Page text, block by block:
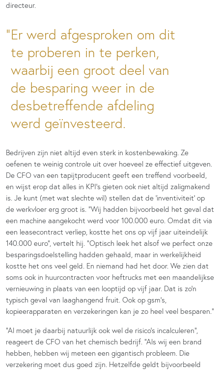
directeur.
Er werd afgesproken om dit
te proberen in te perken,
waarbij een groot deel van
de besparing weer in de
desbetreffende afdeling
werd geïnvesteerd.
Bedrijven zijn niet altijd even sterk in kostenbewaking. Ze
oefenen te weinig controle uit over hoeveel ze effectief uitgeven.
De CFO van een tapijtproducent geeft een treffend voorbeeld,
en wijst erop dat alles in KPI’s gieten ook niet altijd zaligmakend
is. Je kunt (met wat slechte wil) stellen dat de ‘inventiviteit’ op
de werkvloer erg groot is. “Wij hadden bijvoorbeeld het geval dat
een machine aangekocht werd voor 100.000 euro. Omdat dit via
een leasecontract verliep, kostte het ons op vijf jaar uiteindelijk
140.000 euro”, vertelt hij. “Optisch leek het alsof we perfect onze
besparingsdoelstelling hadden gehaald, maar in werkelijkheid
kostte het ons veel geld. En niemand had het door. We zien dat
soms ook in huurcontracten voor heftrucks met een maandelijkse
vernieuwing in plaats van een looptijd op vijf jaar. Dat is zo’n
typisch geval van laaghangend fruit. Ook op gsm’s,
kopieerapparaten en verzekeringen kan je zo heel veel besparen.”
“Al moet je daarbij natuurlijk ook wel de risico’s incalculeren”,
reageert de CFO van het chemisch bedrijf. “Als wij een brand
hebben, hebben wij meteen een gigantisch probleem. Die
verzekering moet dus goed zijn. Hetzelfde geldt bijvoorbeeld